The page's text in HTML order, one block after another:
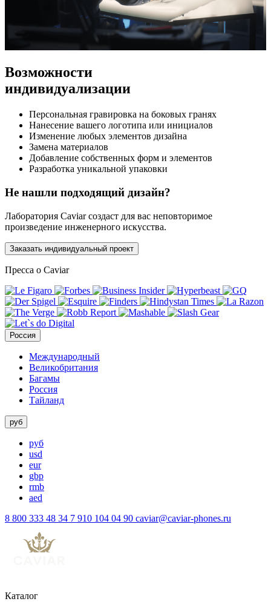
Возможности
индивидуализации
Персональная гравировка на боковых гранях
Нанесение вашего логотипа или инициалов
Изменение любых элементов дизайна
Замена материалов
Добавление собственных форм и элементов
Разработка уникальной упаковки
Не нашли подходящий дизайн?
Лаборатория Caviar создаст для вас неповторимое
произведение инженерного искусства.
Заказать индивидуальный проект
Пресса о Caviar
Россия
Международный
Великобритания
Багамы
Россия
Тайланд
руб
руб
usd
eur
gbp
rmb
aed
8 800 333 48 34 7 910 104 04 90 caviar@caviar-phones.ru
Каталог